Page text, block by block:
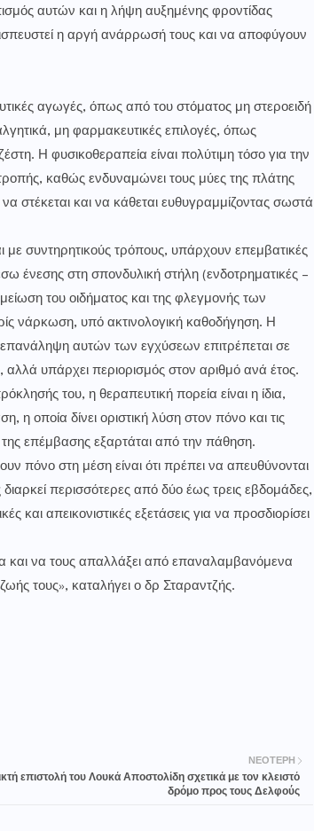
αυτών και η λήψη αυξημένης φροντίδας
η αργή ανάρρωσή τους και να αποφύγουν
αγωγές, όπως από του στόματος μη στεροειδή
μη φαρμακευτικές επιλογές, όπως
Η φυσικοθεραπεία είναι πολύτιμη τόσο για την
καθώς ενδυναμώνει τους μύες της πλάτης
να στέκεται και να κάθεται ευθυγραμμίζοντας σωστά
με συντηρητικούς τρόπους, υπάρχουν επεμβατικές
ένεσης στη σπονδυλική στήλη (ενδοτρηματικές –
του οιδήματος και της φλεγμονής των
νάρκωση, υπό ακτινολογική καθοδήγηση. Η
επανάληψη αυτών των εγχύσεων επιτρέπεται σε
υπάρχει περιορισμός στον αριθμό ανά έτος.
του, η θεραπευτική πορεία είναι η ίδια,
η οποία δίνει οριστική λύση στον πόνο και τις
επέμβασης εξαρτάται από την πάθηση.
πόνο στη μέση είναι ότι πρέπει να απευθύνονται
περισσότερες από δύο έως τρεις εβδομάδες,
και απεικονιστικές εξετάσεις για να προσδιορίσει
και να τους απαλλάξει από επαναλαμβανόμενα
τους», καταλήγει ο δρ Σταραντζής.
ΝΕΌΤΕΡΗ
επιστολή του Λουκά Αποστολίδη σχετικά με τον κλειστό
δρόμο προς τους Δελφούς